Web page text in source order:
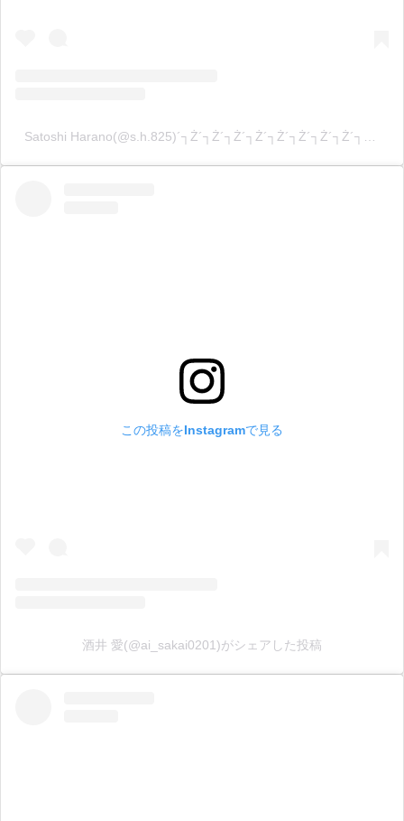
この投稿をInstagramで見る
酒井 愛(@ai_sakai0201)がシェアした投稿